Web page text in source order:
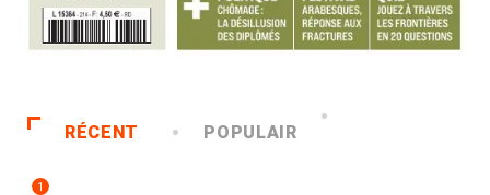
RÉCENT POPULAIR
1